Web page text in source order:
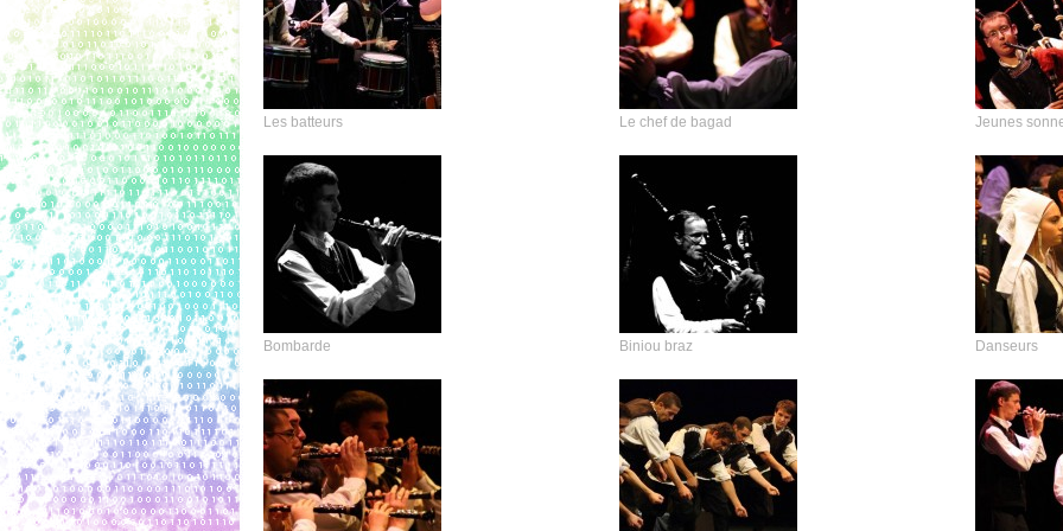
Les batteurs Le chef de bagad Jeunes
Bombarde Biniou braz Danseurs